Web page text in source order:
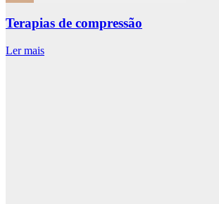
Terapias de compressão
Ler mais